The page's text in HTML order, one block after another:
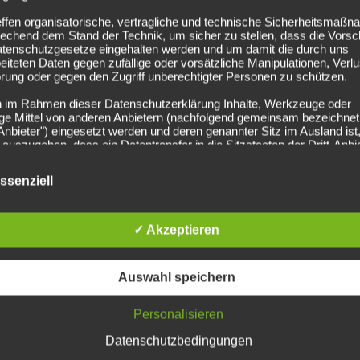
März 2025
Dezember 2024
organisatorische, vertragliche und technische
dem Stand der Technik, um sicher zu stellen, dass die
eingehalten werden und um damit die durch uns
Daten gegen zufällige oder vorsätzliche Manipulationen,
oder gegen den Zugriff unberechtigter Personen zu schützen.
im Rahmen dieser Datenschutzerklärung Inhalte, Werkzeuge oder
Mittel von anderen Anbietern (nachfolgend gemeinsam
eingesetzt werden und deren genannter Sitz im Ausland
auszugehen, dass ein Datentransfer in die Sitzstaaten der Dritt-
einer gesetzlichen Erlaubnis, einer Einwilligung der Nutzer oder
Vertragsklauseln, die eine gesetzlich vorausgesetzte Sicherheit
personenbezogener Daten
Daten werden, neben den ausdrücklich in dieser
Ausführung, Pflege, Optimierung und Sicherung
Dienste-, Service- und Nutzerleistungen;
eines effektiven Kundendienstes und technischen
die Daten der Nutzer an Dritte nur, wenn dies für
notwendig ist (z.B. an einen Zahlungsdienstleister)
✓ Akzeptieren
Auswahl speichern
Personalisieren
Datenschutzbedingungen